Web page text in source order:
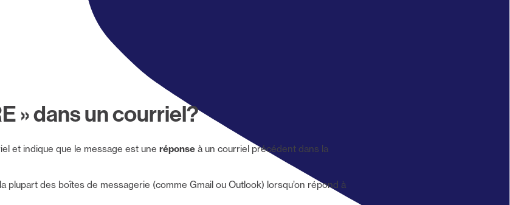
» dans un courriel?
et indique que le message est une réponseà un courriel précédent dans la
plupart des boîtes de messagerie (comme Gmail ou Outlook) lorsqu’on répond à